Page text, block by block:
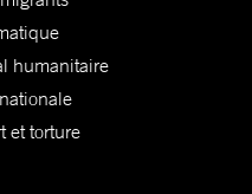
humanitaire
et torture